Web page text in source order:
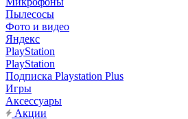
Пылесосы
Фото и видео
Яндекс
PlayStation
PlayStation
Подписка Playstation Plus
Игры
Аксессуары
Акции